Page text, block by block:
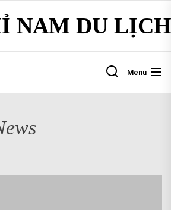
NAM DU LỊCH
Menu